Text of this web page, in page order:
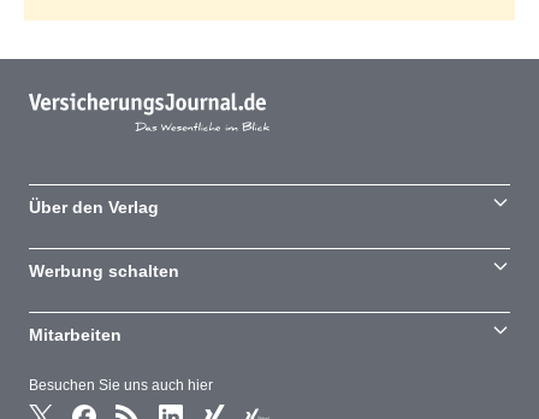
Besuchen Sie uns auch hier
Über den Verlag
Werbung schalten
Mitarbeiten